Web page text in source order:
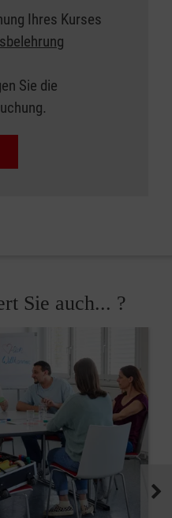
Ihres Kurses
Sie die
Sie auch... ?